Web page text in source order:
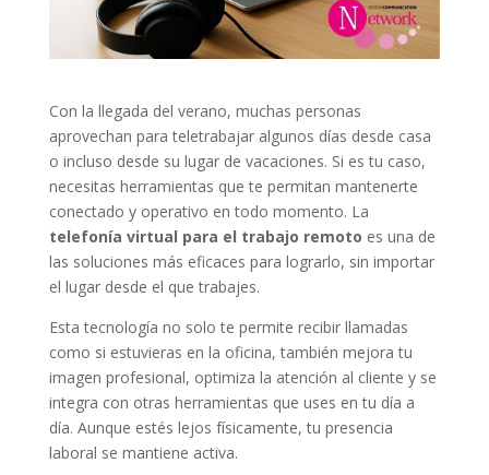
Con la llegada del verano, muchas personas
aprovechan para teletrabajar algunos días desde casa
o incluso desde su lugar de vacaciones. Si es tu caso,
necesitas herramientas que te permitan mantenerte
conectado y operativo en todo momento. La
telefonía virtual para el trabajo remoto es una de
las soluciones más eficaces para lograrlo, sin importar
el lugar desde el que trabajes.
Esta tecnología no solo te permite recibir llamadas
como si estuvieras en la oficina, también mejora tu
imagen profesional, optimiza la atención al cliente y se
integra con otras herramientas que uses en tu día a
día. Aunque estés lejos físicamente, tu presencia
laboral se mantiene activa.